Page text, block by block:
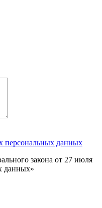
персональных данных
закона от 27 июля
данных»